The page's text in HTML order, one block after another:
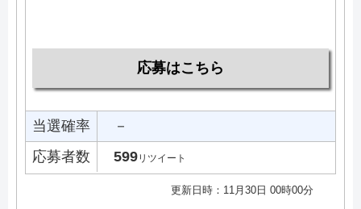
応募はこちら
当選確率
－
応募者数
599リツイート
更新日時：11月30日 00時00分